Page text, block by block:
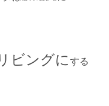
ビングにする